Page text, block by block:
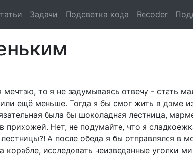
Задачи Подсветка кода Recoder
мечтаю, то я не задумываясь отвечу - стать
ещё меньше. Тогда я бы смог жить в доме
была бы шоколадная лестница,
прихожей. Нет, не подумайте, что я
А после обеда я бы отправлялся в
корабле, исследовать неизведанные уголки